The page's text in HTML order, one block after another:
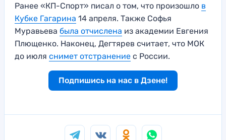
Ранее «КП-Спорт» писал о том, что произошло в
Кубке Гагарина 14 апреля. Также Софья
Муравьева была отчислена из академии Евгения
Плющенко. Наконец, Дегтярев считает, что МОК
до июля снимет отстранение с России.
Подпишись на нас в Дзене!